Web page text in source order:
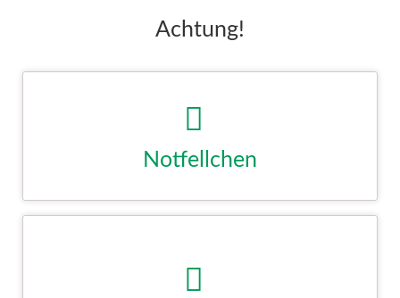
Achtung!
Hier finden Sie unseren aktuellen Notfellchen. Erfahren Sie
Futterspenden tragen genauso wie Sach- und Geldspenden
unseren Verein. Ohne diese Spenden könnten wir die TierTafel-